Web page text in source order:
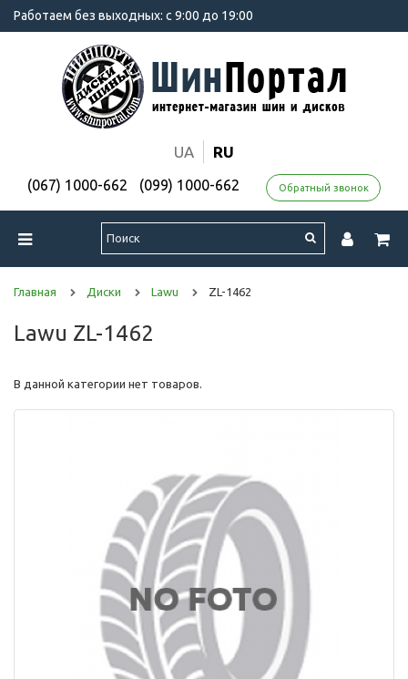
Работаем без выходных: с 9:00 до 19:00
UA RU
(067) 1000-662 (099) 1000-662 Обратный звонок
Главная Диски Lawu ZL-1462
Lawu ZL-1462
В данной категории нет товаров.